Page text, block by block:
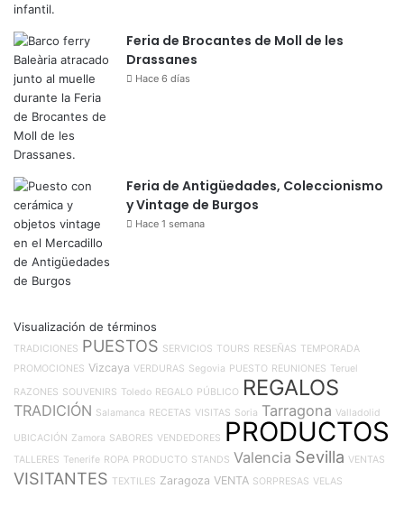
Feria de Brocantes de Moll de les
Drassanes
Hace 6 días
Feria de Antigüedades, Coleccionismo
y Vintage de Burgos
Hace 1 semana
Visualización de términos
TRADICIONES PUESTOS SERVICIOS TOURS RESEÑAS TEMPORADA
PROMOCIONES Vizcaya VERDURAS Segovia PUESTO REUNIONES Teruel
RAZONES SOUVENIRS Toledo REGALO PÚBLICO REGALOS
TRADICIÓN Salamanca RECETAS VISITAS Soria Tarragona Valladolid
UBICACIÓN Zamora SABORES VENDEDORES PRODUCTOS
TALLERES Tenerife ROPA PRODUCTO STANDS Valencia Sevilla VENTAS
VISITANTES TEXTILES Zaragoza VENTA SORPRESAS VELAS